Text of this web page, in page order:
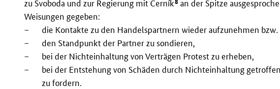
zu Svoboda und zur Regierung mit Černík
an der Spitze
Weisungen gegeben:
–
die Kontakte zu den Handelspartnern wieder aufzunehmen bzw.
–
den Standpunkt der Partner zu sondieren,
–
bei der Nichteinhaltung von Verträgen Protest zu erheben,
–
bei der Entstehung von Schäden durch Nichteinhaltung
zu fordern.